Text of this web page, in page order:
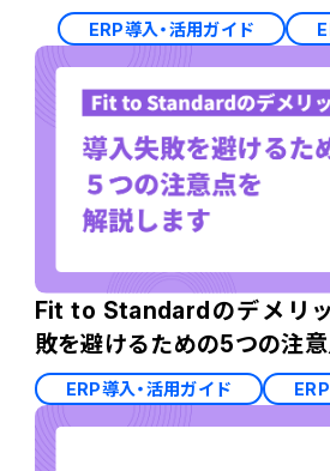
ERP導入・活用ガイド
Fit to Standardのデメリ
敗を避けるための5つの注
ERP導入・活用ガイド